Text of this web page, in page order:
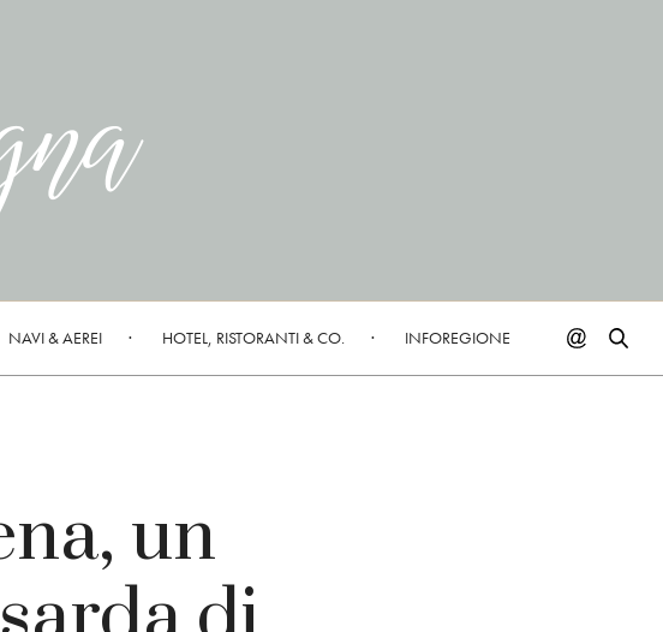
NAVI & AEREI HOTEL, RISTORANTI & CO. INFOREGIONE
un